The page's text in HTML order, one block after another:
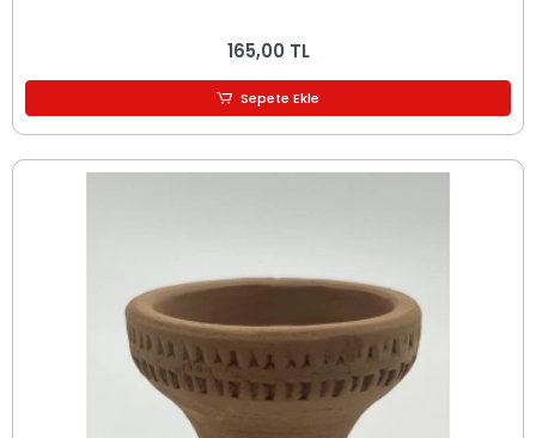
165,00 TL
Sepete Ekle